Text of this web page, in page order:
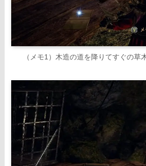
（メモ1）木造の道を降りてすぐの草